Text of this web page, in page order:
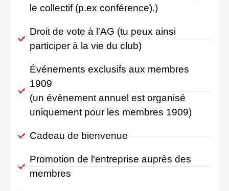
le collectif (p.ex conférence).)
Droit de vote à l'AG (tu peux ainsi
participer à la vie du club)
Événements exclusifs aux membres
1909
(un évènement annuel est organisé
uniquement pour les membres 1909)
Cadeau de bienvenue
Promotion de l'entreprise auprès des
membres